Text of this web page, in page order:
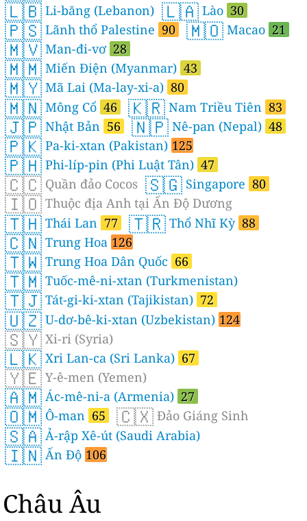
🇱🇧 Li-băng (Lebanon) 🇱🇦 Lào 30
🇵🇸 Lãnh thổ Palestine 90 🇲🇴 Macao 21
🇲🇻 Man-đi-vơ 28
🇲🇲 Miến Điện (Myanmar) 43
🇲🇾 Mã Lai (Ma-lay-xi-a) 80
🇲🇳 Mông Cổ 46 🇰🇷 Nam Triều Tiên 83
🇯🇵 Nhật Bản 56 🇳🇵 Nê-pan (Nepal) 48
🇵🇰 Pa-ki-xtan (Pakistan) 125
🇵🇭 Phi-líp-pin (Phi Luật Tân) 47
🇨🇨 Quần đảo Cocos 🇸🇬 Singapore 80
🇮🇴 Thuộc địa Anh tại Ấn Độ Dương
🇹🇭 Thái Lan 77 🇹🇷 Thổ Nhĩ Kỳ 88
🇨🇳 Trung Hoa 126
🇹🇼 Trung Hoa Dân Quốc 66
🇹🇲 Tuốc-mê-ni-xtan (Turkmenistan)
🇹🇯 Tát-gi-ki-xtan (Tajikistan) 72
🇺🇿 U-dơ-bê-ki-xtan (Uzbekistan) 124
🇸🇾 Xi-ri (Syria)
🇱🇰 Xri Lan-ca (Sri Lanka) 67
🇾🇪 Y-ê-men (Yemen)
🇦🇲 Ác-mê-ni-a (Armenia) 27
🇴🇲 Ô-man 65 🇨🇽 Đảo Giáng Sinh
🇸🇦 Ả-rập Xê-út (Saudi Arabia)
🇮🇳 Ấn Độ 106
Châu Âu